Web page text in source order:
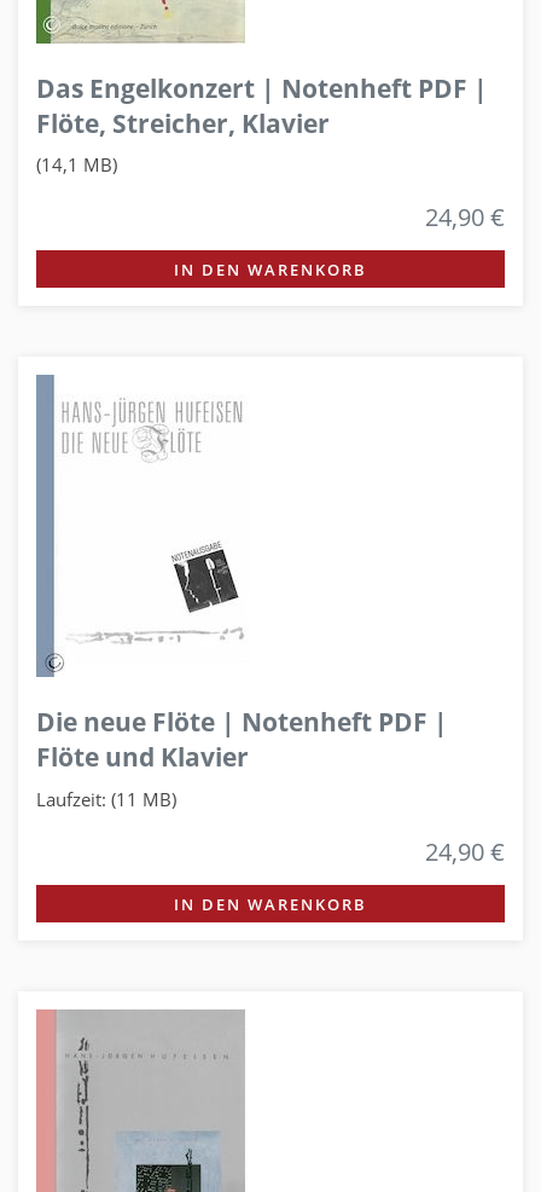
Das Engelkonzert | Notenheft PDF |
Flöte, Streicher, Klavier
(14,1 MB)
24,90 €
IN DEN WARENKORB
Die neue Flöte | Notenheft PDF |
Flöte und Klavier
Laufzeit: (11 MB)
24,90 €
IN DEN WARENKORB